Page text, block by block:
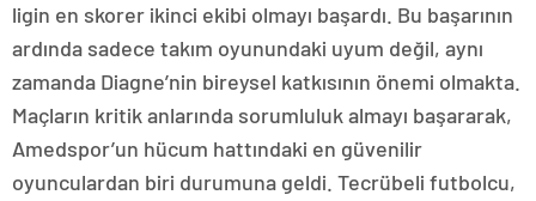
ligin en skorer ikinci ekibi olmayı başardı. Bu başarının
ardında sadece takım oyunundaki uyum değil, aynı
zamanda Diagne’nin bireysel katkısının önemi olmakta.
Maçların kritik anlarında sorumluluk almayı başararak,
Amedspor’un hücum hattındaki en güvenilir
oyunculardan biri durumuna geldi. Tecrübeli futbolcu,